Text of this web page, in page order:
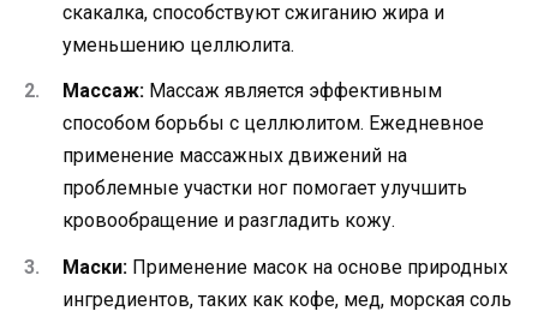
скакалка, способствуют сжиганию жира и
уменьшению целлюлита.
Массаж: Массаж является эффективным
способом борьбы с целлюлитом. Ежедневное
применение массажных движений на
проблемные участки ног помогает улучшить
кровообращение и разгладить кожу.
Маски: Применение масок на основе природных
ингредиентов, таких как кофе, мед, морская соль